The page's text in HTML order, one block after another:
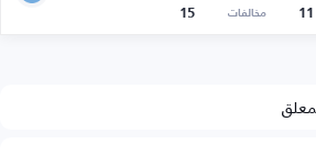
11
مخالفات 15